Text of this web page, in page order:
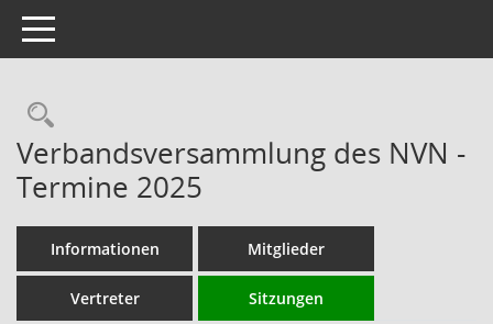
Toggle navigation
Rechercheauswahl
Verbandsversammlung des NVN -
Termine 2025
Informationen Mitglieder
Vertreter Sitzungen